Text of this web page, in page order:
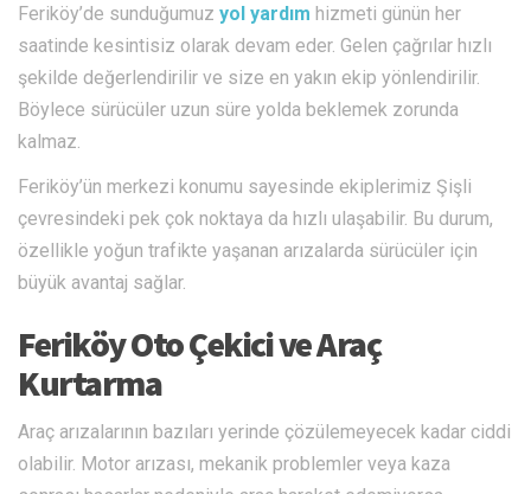
Feriköy’de sunduğumuz yol yardım hizmeti günün her
saatinde kesintisiz olarak devam eder. Gelen çağrılar hızlı
şekilde değerlendirilir ve size en yakın ekip yönlendirilir.
Böylece sürücüler uzun süre yolda beklemek zorunda
kalmaz.
Feriköy’ün merkezi konumu sayesinde ekiplerimiz Şişli
çevresindeki pek çok noktaya da hızlı ulaşabilir. Bu durum,
özellikle yoğun trafikte yaşanan arızalarda sürücüler için
büyük avantaj sağlar.
Feriköy Oto Çekici ve Araç
Kurtarma
Araç arızalarının bazıları yerinde çözülemeyecek kadar ciddi
olabilir. Motor arızası, mekanik problemler veya kaza